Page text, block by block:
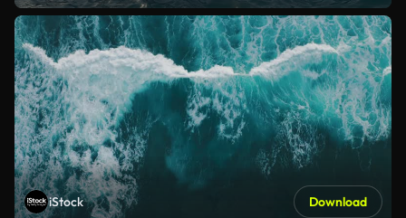
iStock Download